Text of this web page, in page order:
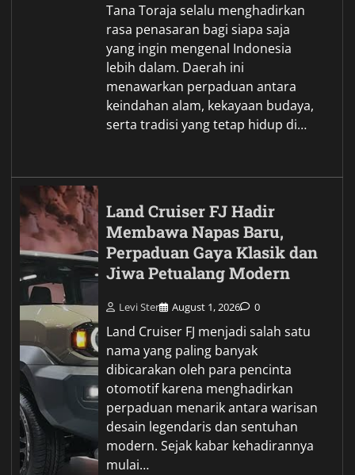
Tana Toraja selalu menghadirkan
rasa penasaran bagi siapa saja
yang ingin mengenal Indonesia
lebih dalam. Daerah ini
menawarkan perpaduan antara
keindahan alam, kekayaan budaya,
serta tradisi yang tetap hidup di…
Land Cruiser FJ Hadir
Membawa Napas Baru,
Perpaduan Gaya Klasik dan
Jiwa Petualang Modern
Levi Ster August 1, 2026 0
Land Cruiser FJ menjadi salah satu
nama yang paling banyak
dibicarakan oleh para pencinta
otomotif karena menghadirkan
perpaduan menarik antara warisan
desain legendaris dan sentuhan
modern. Sejak kabar kehadirannya
mulai…